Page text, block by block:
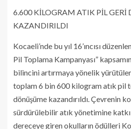
6.600 KİLOGRAM ATIK PİL GERİ
KAZANDIRILDI
Kocaeli’nde bu yıl 16’ıncısı
Pil Toplama Kampanyası”
bilincini artırmaya yönelik
toplam 6 bin 600 kilogram atık pil
dönüşüme kazandırıldı. Çevrenin
sürdürülebilir atık yönetimine
dereceye giren okulların ödülleri